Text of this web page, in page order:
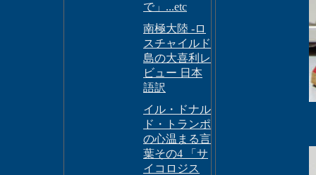
で」...etc
南極大陸 -ロ
スチャイルド
島の大喜利レ
ビュー 日本
語訳
イル・ドナル
ド・トランポ
の心温まる言
葉その4 「サ
イコロジス